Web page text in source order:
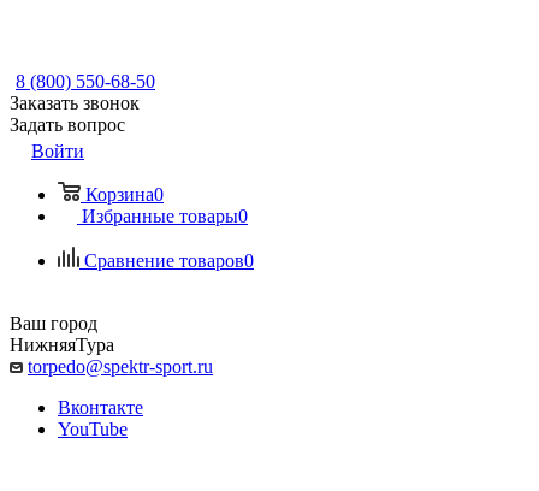
8 (800) 550-68-50
Заказать звонок
Задать вопрос
Войти
Корзина0
Избранные товары0
Сравнение товаров0
Ваш город
НижняяТура
torpedo@spektr-sport.ru
Вконтакте
YouTube